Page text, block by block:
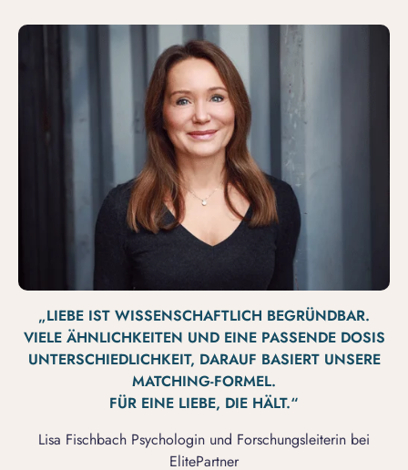
„LIEBE IST WISSENSCHAFTLICH BEGRÜNDBAR.
VIELE ÄHNLICHKEITEN UND EINE PASSENDE DOSIS
UNTERSCHIEDLICHKEIT, DARAUF BASIERT UNSERE
MATCHING-FORMEL.
FÜR EINE LIEBE, DIE HÄLT.“
Lisa Fischbach Psychologin und Forschungsleiterin bei
ElitePartner